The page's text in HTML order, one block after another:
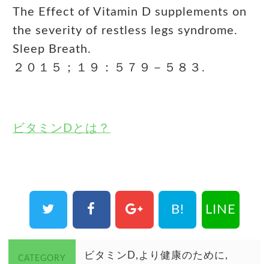
The Effect of Vitamin D supplements on
the severity of restless legs syndrome.
Sleep Breath.
２０１５；１９：５７９－５８３.
ビタミンDとは？
B! LINE
CATEGORY ビタミンD より健康のために